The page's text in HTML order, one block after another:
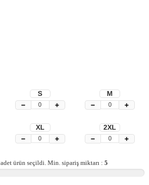
S
− +
M
− +
XL
− +
2XL
− +
adet ürün seçildi. Min. sipariş miktarı : 5